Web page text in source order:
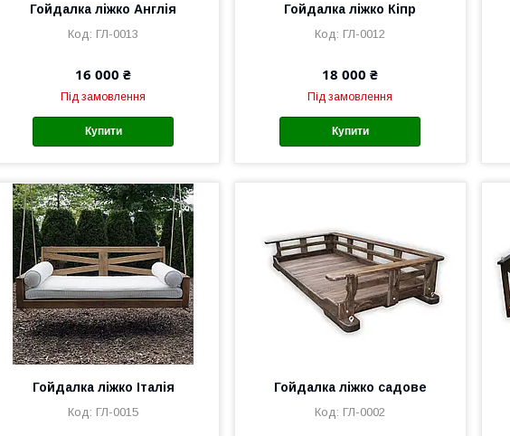
Гойдалка ліжко Англія
ГЛ-0013
16 000 ₴
Під замовлення
Купити
Гойдалка ліжко Кіпр
ГЛ-0012
18 000 ₴
Під замовлення
Купити
Гойдалка ліжко Італія
ГЛ-0015
Гойдалка ліжко садове
ГЛ-0002